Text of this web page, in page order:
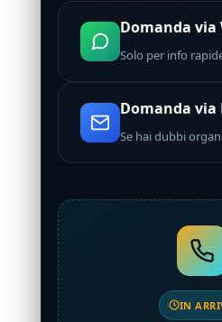
Domanda via
Solo per info
Domanda via
Se hai dubbi
IN